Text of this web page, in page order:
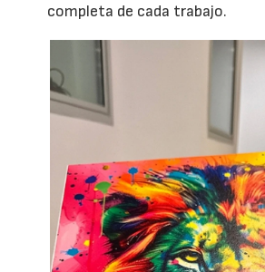
completa de cada trabajo.